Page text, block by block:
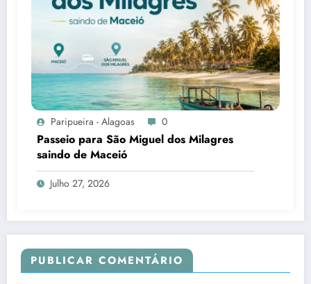
Paripueira - Alagoas 0
Passeio para São Miguel dos Milagres
saindo de Maceió
Julho 27, 2026
PUBLICAR COMENTÁRIO